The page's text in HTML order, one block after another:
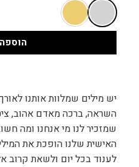
יש מילים שמלוות אותנו
השראה, ברכה מאדם אהוב,
שמזכיר לנו מי אנחנו ומה
האישית שלנו הופכת את
לענוד בכל יום ולשאת קרוב